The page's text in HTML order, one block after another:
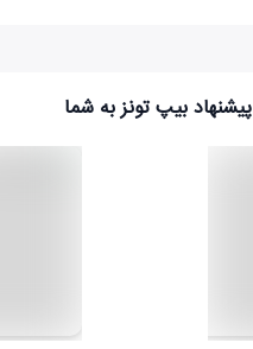
پیشنهاد بیپ تونز به شما